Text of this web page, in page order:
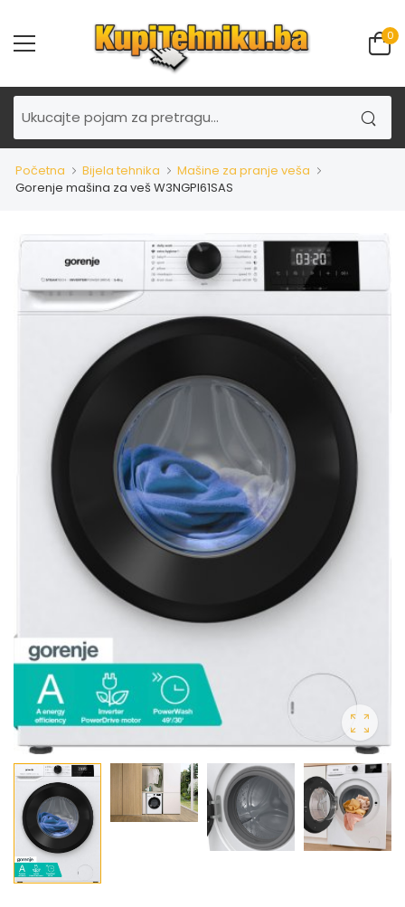
0
Početna Bijela tehnika
Mašine za pranje veša
Gorenje mašina za veš W3NGPI61SAS